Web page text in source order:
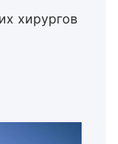
хирургов